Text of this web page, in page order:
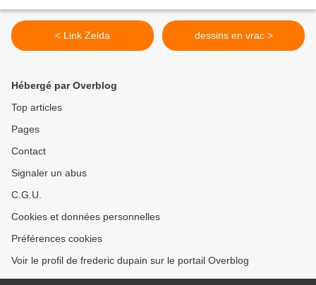
< Link Zelda dessins en vrac >
Hébergé par Overblog
Top articles
Pages
Contact
Signaler un abus
C.G.U.
Cookies et données personnelles
Préférences cookies
Voir le profil de frederic dupain sur le portail Overblog